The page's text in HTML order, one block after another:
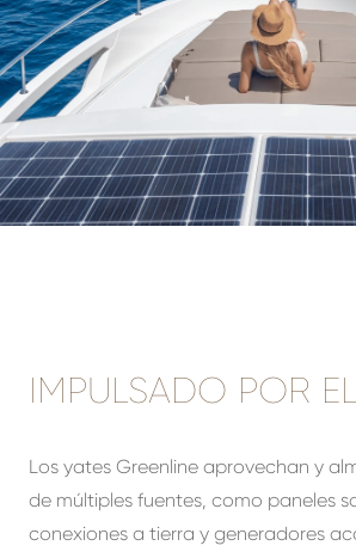
IMPULSADO POR
Los yates Greenline aprovechan y
de múltiples fuentes, como paneles
conexiones a tierra y generadores